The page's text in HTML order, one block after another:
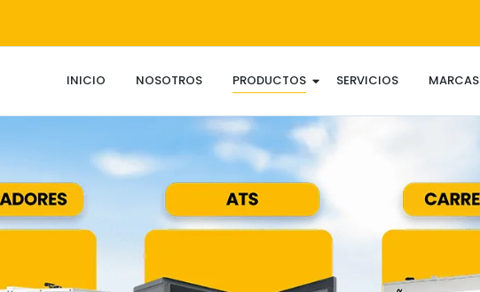
INICIO NOSOTROS PRODUCTOS SERVICIOS MARCAS